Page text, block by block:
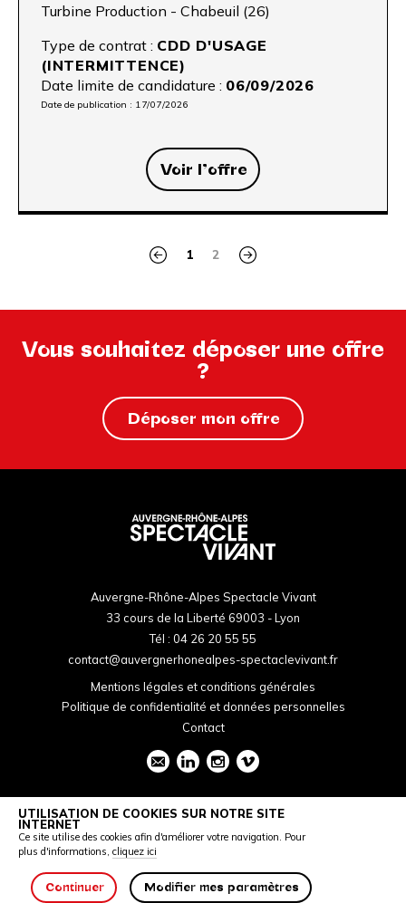
Turbine Production - Chabeuil (26)
Type de contrat : CDD D'USAGE
(INTERMITTENCE)
Date limite de candidature : 06/09/2026
Date de publication : 17/07/2026
Voir l’offre
1 2
Vous souhaitez déposer une offre
?
Déposer mon offre
Auvergne-Rhône-Alpes Spectacle Vivant
33 cours de la Liberté 69003 - Lyon
Tél : 04 26 20 55 55
contact@auvergnerhonealpes-spectaclevivant.fr
Mentions légales et conditions générales
Politique de confidentialité et données personnelles
Contact
UTILISATION DE COOKIES SUR NOTRE SITE
INTERNET
Ce site utilise des cookies afin d'améliorer votre navigation. Pour
plus d'informations, cliquez ici
Continuer Modifier mes paramètres